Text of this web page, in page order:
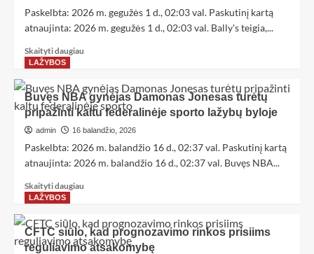
Paskelbta: 2026 m. gegužės 1 d., 02:03 val. Paskutinį kartą
atnaujinta: 2026 m. gegužės 1 d., 02:03 val. Bally's teigia,...
Skaityti daugiau
LAŽYBOS
Buvęs NBA gynėjas Damonas Jonesas turėtų
pripažinti kaltu federalinėje sporto lažybų byloje
admin 16 balandžio, 2026
Paskelbta: 2026 m. balandžio 16 d., 02:37 val. Paskutinį kartą
atnaujinta: 2026 m. balandžio 16 d., 02:37 val. Buvęs NBA...
Skaityti daugiau
LAŽYBOS
CFTC siūlo, kad prognozavimo rinkos prisiims
reguliavimo atsakomybę